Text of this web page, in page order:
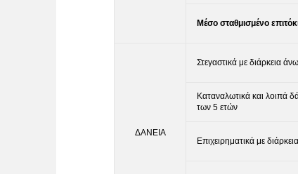
Μέσο σταθμισμένο
ΔΑΝΕΙΑ
Στεγαστικά με διάρκεια
Καταναλωτικά και λοιπά
των 5 ετών
Επιχειρηματικά με